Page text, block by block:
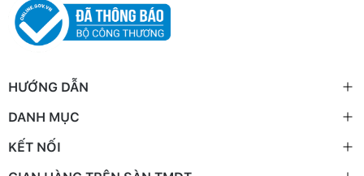
HƯỚNG DẪN
DANH MỤC
KẾT NỐI